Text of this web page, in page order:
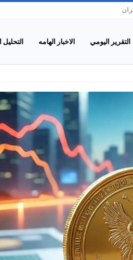
التقرير اليومي الاخبار الهامه التحليل